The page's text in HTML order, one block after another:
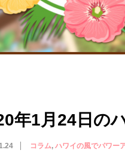
年1月24日の
コラム ハワイの風でパワー